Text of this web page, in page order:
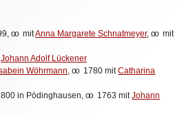
oo mitAnna Margarete Schnatmeyer,oo mit
Johann Adolf Lückener
Wöhrmann ,oo 1780 mitCatharina
in Pödinghausen, oo 1763 mitJohann